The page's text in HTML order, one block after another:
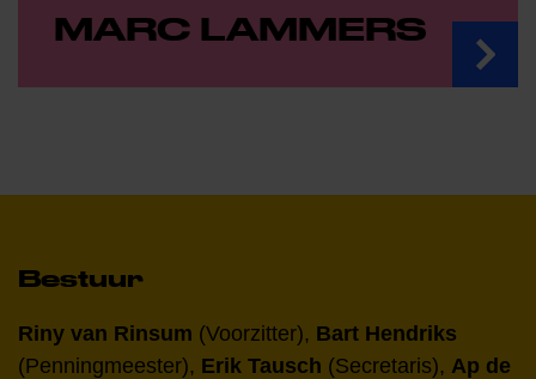
MARC LAMMERS
Bestuur
Riny van Rinsum (Voorzitter), Bart Hendriks
(Penningmeester), Erik Tausch (Secretaris), Ap de